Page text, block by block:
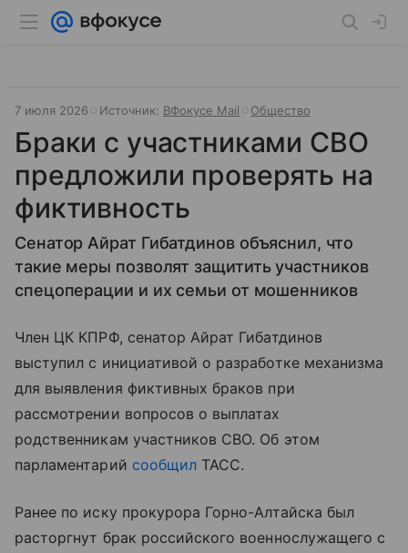
7 июля 2026 Источник: ВФокусе Mail Общество
Браки с участниками СВО
предложили проверять на
фиктивность
Сенатор Айрат Гибатдинов объяснил, что
такие меры позволят защитить участников
спецоперации и их семьи от мошенников
Член ЦК КПРФ, сенатор Айрат Гибатдинов
выступил с инициативой о разработке механизма
для выявления фиктивных браков при
рассмотрении вопросов о выплатах
родственникам участников СВО. Об этом
парламентарий сообщил ТАСС.
Ранее по иску прокурора Горно-Алтайска был
расторгнут брак российского военнослужащего с